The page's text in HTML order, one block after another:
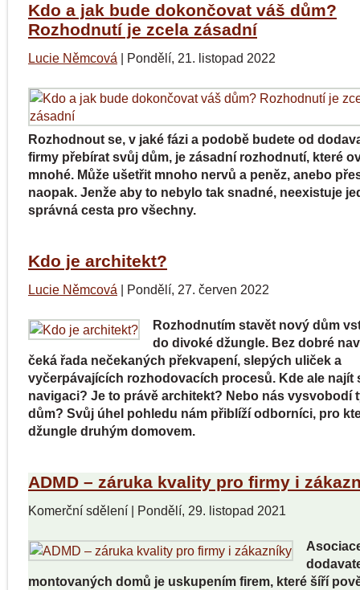
Kdo a jak bude dokončovat váš dům?
Rozhodnutí je zcela zásadní
Lucie Němcová | Pondělí, 21. listopad 2022
Rozhodnout se, v jaké fázi a podobě budete od
firmy přebírat svůj dům, je zásadní rozhodnutí, které
mnohé. Může ušetřit mnoho nervů a peněz, anebo
naopak. Jenže aby to nebylo tak snadné, neexistuje
správná cesta pro všechny.
Kdo je architekt?
Lucie Němcová | Pondělí, 27. červen 2022
Rozhodnutím stavět nový dům
do divoké džungle. Bez dobré
čeká řada nečekaných překvapení, slepých uliček a
vyčerpávajících rozhodovacích procesů. Kde ale najít
navigaci? Je to právě architekt? Nebo nás vysvobodí
dům? Svůj úhel pohledu nám přiblíží odborníci, pro
džungle druhým domovem.
ADMD – záruka kvality pro firmy i
Komerční sdělení| Pondělí, 29. listopad 2021
montovaných domů je uskupením firem, které šíří